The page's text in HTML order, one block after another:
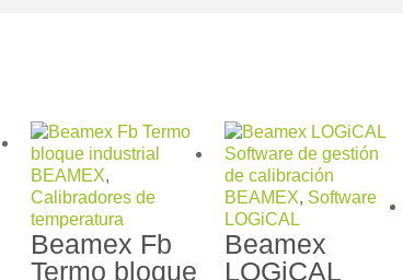
BEAMEX,
Calibradores de
temperatura
Beamex Fb
Termo bloque
BEAMEX, Software
LOGiCAL
Beamex
LOGiCAL